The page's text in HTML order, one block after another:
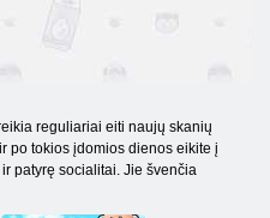
reguliariai eiti naujų skanių
po tokios įdomios dienos eikite į
patyrę socialitai. Jie švenčia